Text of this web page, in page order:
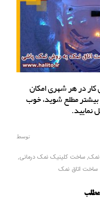
در هر شهری امکان
بیشتر مطلع شوید، خوب
نمایید.
توسط
, ساخت کلینیک نمک درمانی,
ساخت اتاق نمک
مطلب